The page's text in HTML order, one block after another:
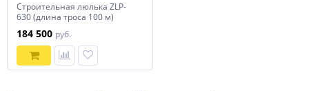
Строительная люлька ZLP-
630 (длина троса 100 м)
184 500 руб.